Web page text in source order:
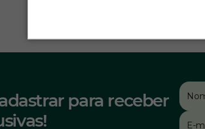
para receber